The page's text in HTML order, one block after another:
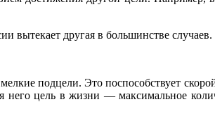
вытекает другая в большинстве
подцели. Это поспособствует
него цель в жизни — максимальное